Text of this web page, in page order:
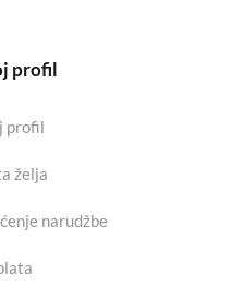
profil
profil
želja
narudžbe